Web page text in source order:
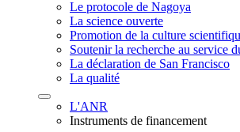
Le protocole de Nagoya
La science ouverte
Promotion de la culture
Soutenir la recherche au service
La déclaration de San Francisco
La qualité
L'ANR
Instruments de financement